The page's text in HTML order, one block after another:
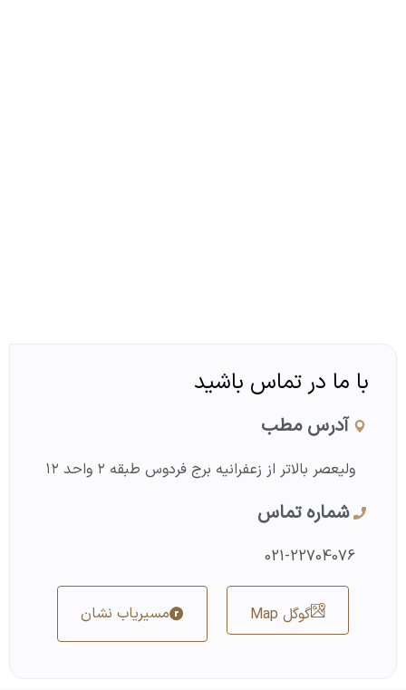
با ما در تماس باشید
آدرس مطب
ولیعصر بالاتر از زعفرانیه برج فردوس طبقه ۲ واحد ۱۲
شماره تماس
021-22704076
گوگل Map مسیریاب نشان